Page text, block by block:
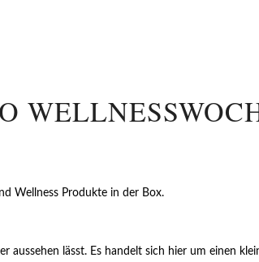
Wellness Produkte in der Box.
lässt. Es handelt sich hier um einen